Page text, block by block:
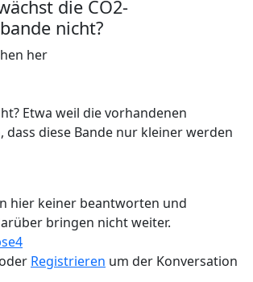
die CO2-
nicht?
her
Etwa weil die vorhandenen
dass diese Bande nur kleiner werden
hier keiner beantworten und
bringen nicht weiter.
oder Registrieren um der Konversation